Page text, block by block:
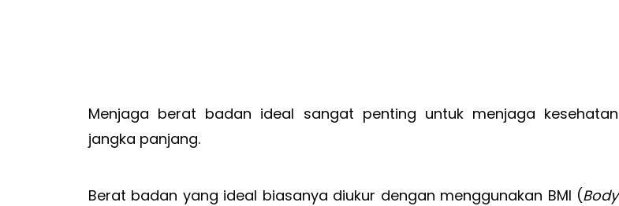
Menjaga berat badan ideal sangat penting untuk menjaga kesehatan
jangka panjang.
Berat badan yang ideal biasanya diukur dengan menggunakan BMI (Body